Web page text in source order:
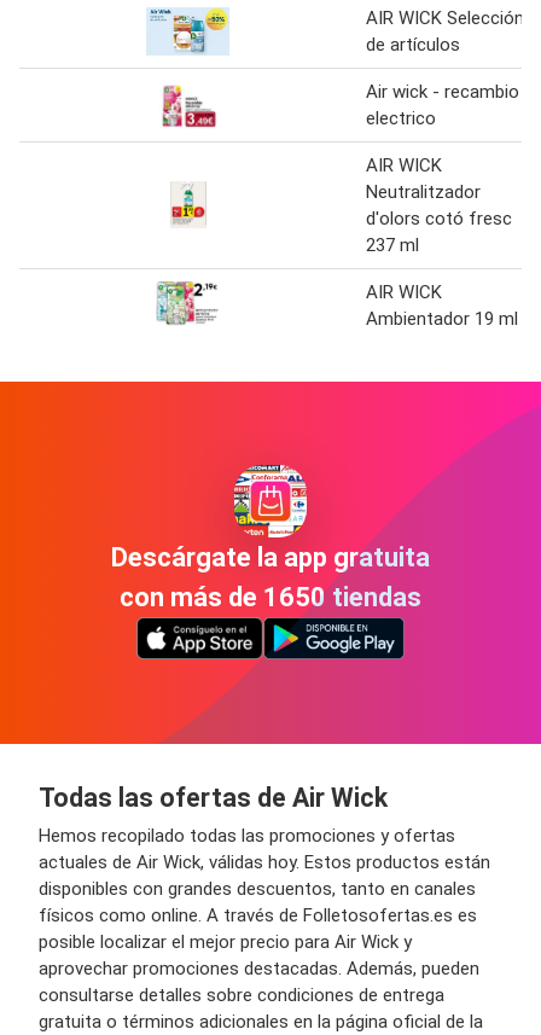
AIR WICK Selección
de artículos
Air wick - recambio
electrico
AIR WICK
Neutralitzador
d'olors cotó fresc
237 ml
AIR WICK
Ambientador 19 ml
Descárgate la app gratuita
con más de 1650 tiendas
Todas las ofertas de Air Wick
Hemos recopilado todas las promociones y ofertas
actuales de Air Wick, válidas hoy. Estos productos están
disponibles con grandes descuentos, tanto en canales
físicos como online. A través de Folletosofertas.es es
posible localizar el mejor precio para Air Wick y
aprovechar promociones destacadas. Además, pueden
consultarse detalles sobre condiciones de entrega
gratuita o términos adicionales en la página oficial de la